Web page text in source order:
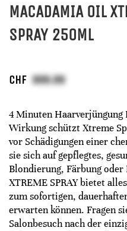
MACADAMIA OIL
SPRAY 250ML
CHF
4 Minuten Haarverjüngung
Wirkung schützt Xtreme
vor Schädigungen einer
sie sich auf gepflegtes,
Blondierung, Färbung
XTREME SPRAY bietet
zum sofortigen,
erwarten können. Fragen
Salonbesuch nach der